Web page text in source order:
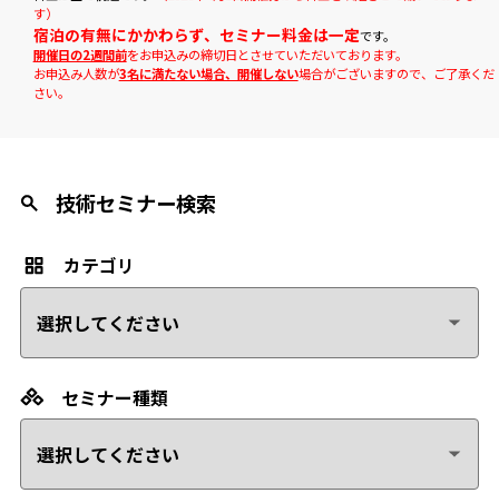
す）
宿泊の有無にかかわらず、セミナー料金は一定です。
開催日の2週間前をお申込みの締切日とさせていただいております。
お申込み人数が3名に満たない場合、開催しない場合がございますので、ご了承くだ
さい。
技術セミナー検索
カテゴリ
セミナー種類